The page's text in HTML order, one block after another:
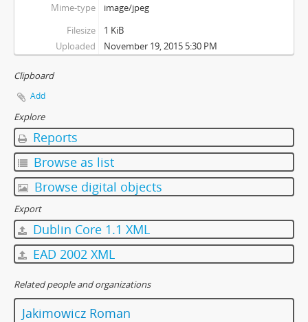
Mime-type
image/jpeg
Filesize
1 KiB
Uploaded
November 19, 2015 5:30 PM
Clipboard
Add
Explore
Reports
Browse as list
Browse digital objects
Export
Dublin Core 1.1 XML
EAD 2002 XML
Related people and organizations
Jakimowicz Roman